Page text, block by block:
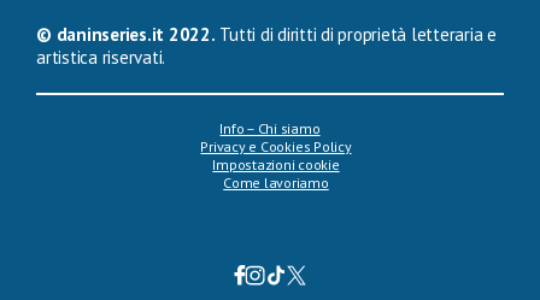
© daninseries.it 2022. Tutti di diritti di proprietà letteraria e
artistica riservati.
Info – Chi siamo
Privacy e Cookies Policy
Impostazioni cookie
Come lavoriamo